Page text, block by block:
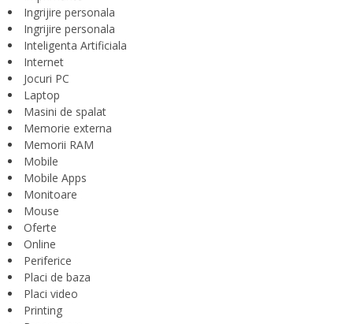
Ingrijire personala
Ingrijire personala
Inteligenta Artificiala
Internet
Jocuri PC
Laptop
Masini de spalat
Memorie externa
Memorii RAM
Mobile
Mobile Apps
Monitoare
Mouse
Oferte
Online
Periferice
Placi de baza
Placi video
Printing